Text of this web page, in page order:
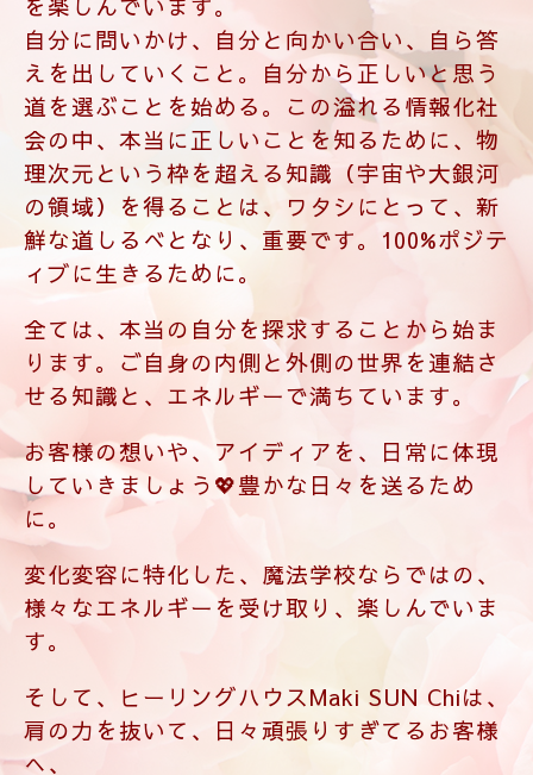
会の中、本当に正しいことを知るために、物
理次元という枠を超える知識（宇宙や大銀河
の領域）を得ることは、ワタシにとって、新
鮮な道しるべとなり、重要です。100%ポジテ
ィブに生きるために。
全ては、本当の自分を探求することから始ま
ります。ご自身の内側と外側の世界を連結さ
せる知識と、エネルギーで満ちています。
お客様の想いや、アイディアを、日常に体現
していきましょう💖豊かな日々を送るため
に。
変化変容に特化した、魔法学校ならではの、
様々なエネルギーを受け取り、楽しんでいま
す。
そして、ヒーリングハウスMaki SUN Chiは、
肩の力を抜いて、日々頑張りすぎてるお客様
へ、
のんびり、まったりとした、特別なお時間
を、
ご提供致します🎁🎁🎁🎁🎁🎁🎁